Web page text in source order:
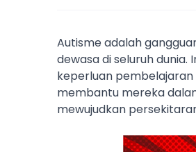
Autisme adalah
dewasa di seluruh dunia.
keperluan
membantu mereka
mewujudkan